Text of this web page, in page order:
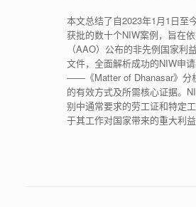
本文总结了自2023年1月1日至
获批的数十个NIW案例，旨在
（AAO）公布的非先例国家利
文件，全面解析成功的NIW申
——《Matter of Dhanasar》分
的有效方式及所需核心证据。
别中通常要求的劳工证和特定
于其工作对国家带来的重大利